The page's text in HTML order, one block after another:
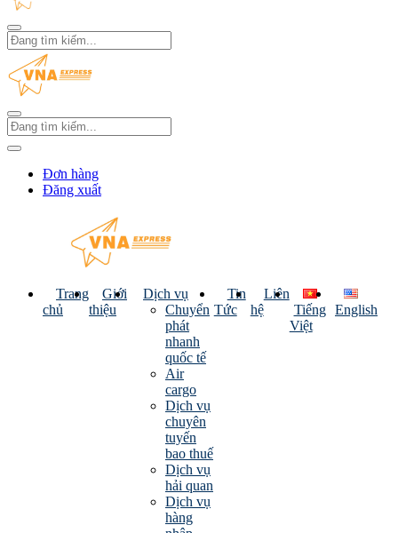
Đơn hàng
Đăng xuất
Trang
chủ
Giới
thiệu
Dịch vụ
Chuyển
phát
nhanh
quốc tế
Air
cargo
Dịch vụ
chuyên
tuyến
bao thuế
Dịch vụ
hải quan
Dịch vụ
hàng
Tin
Tức
Liên
hệ
Tiếng
Việt
English